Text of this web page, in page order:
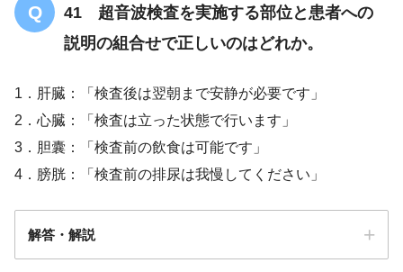
41 超音波検査を実施する部位と患者への
説明の組合せで正しいのはどれか。
1．肝臓：「検査後は翌朝まで安静が必要です」
2．心臓：「検査は立った状態で行います」
3．胆囊：「検査前の飲食は可能です」
4．膀胱：「検査前の排尿は我慢してください」
解答・解説